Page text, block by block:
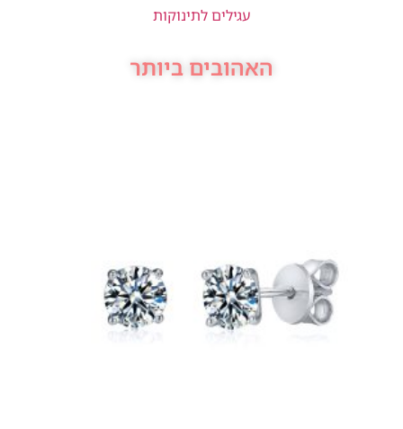
עגילים לתינוקות
האהובים ביותר